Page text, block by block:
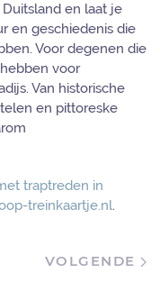
en laat je
en geschiedenis die
Voor degenen die
voor
Van historische
en pittoreske
traptreden in
treinkaartje.nl.
VOLGENDE